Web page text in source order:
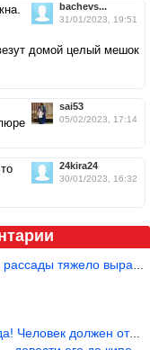
bachevs...
31/01/2023, 19:51
домой целый мешок
sai53
05/02/2023, 17:14
24kira24
30/01/2023, 16:32
тяжело вырастить!
должен отдыхать в с